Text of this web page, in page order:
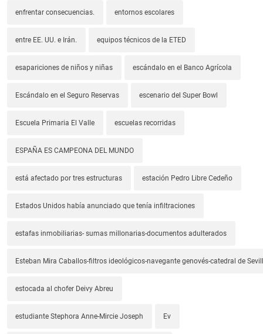
enfrentar consecuencias. entornos escolares
entre EE. UU. e Irán. equipos técnicos de la ETED
esapariciones de niños y niñas escándalo en el Banco Agrícola
Escándalo en el Seguro Reservas escenario del Super Bowl
Escuela Primaria El Valle escuelas recorridas
ESPAÑA ES CAMPEONA DEL MUNDO
está afectado por tres estructuras estación Pedro Libre Cedeño
Estados Unidos había anunciado que tenía infiltraciones
estafas inmobiliarias- sumas millonarias-documentos adulterados
Esteban Mira Caballos-filtros ideológicos-navegante genovés-catedral de
estocada al chofer Deivy Abreu
estudiante Stephora Anne-Mircie Joseph Ev